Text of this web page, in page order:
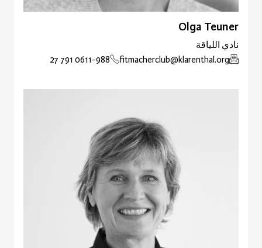
Olga Teuner
نادي اللياقة
fitmacherclub@klarenthal.org
0611-988 791 27